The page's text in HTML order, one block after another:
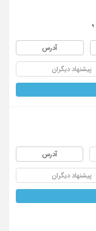
؛
آدرس
پیشنهاد دیگران
آدرس
پیشنهاد دیگران